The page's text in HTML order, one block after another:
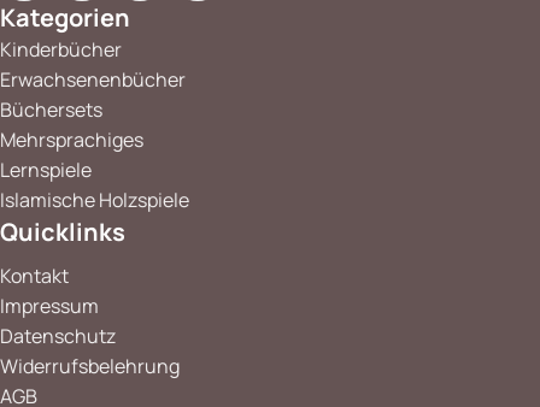
Kategorien
Kinderbücher
Erwachsenenbücher
Büchersets
Mehrsprachiges
Lernspiele
Islamische Holzspiele
Quicklinks
Kontakt
Impressum
Datenschutz
Widerrufsbelehrung
AGB